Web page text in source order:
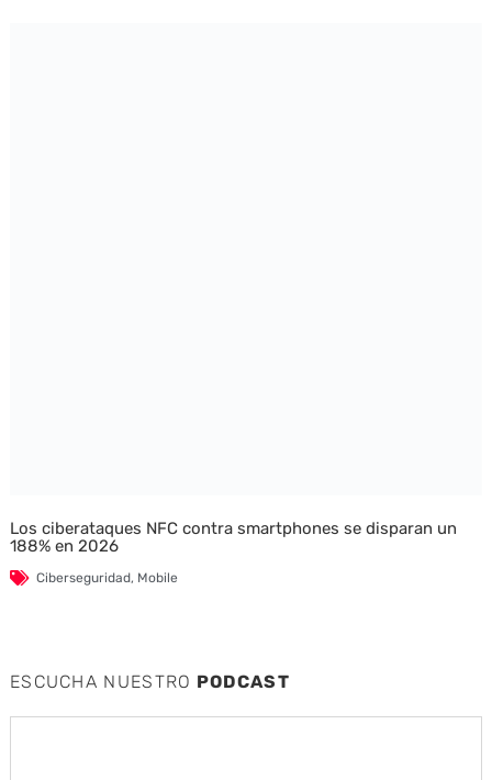
Los ciberataques NFC contra smartphones se disparan un
188% en 2026
Ciberseguridad, Mobile
ESCUCHA NUESTRO PODCAST